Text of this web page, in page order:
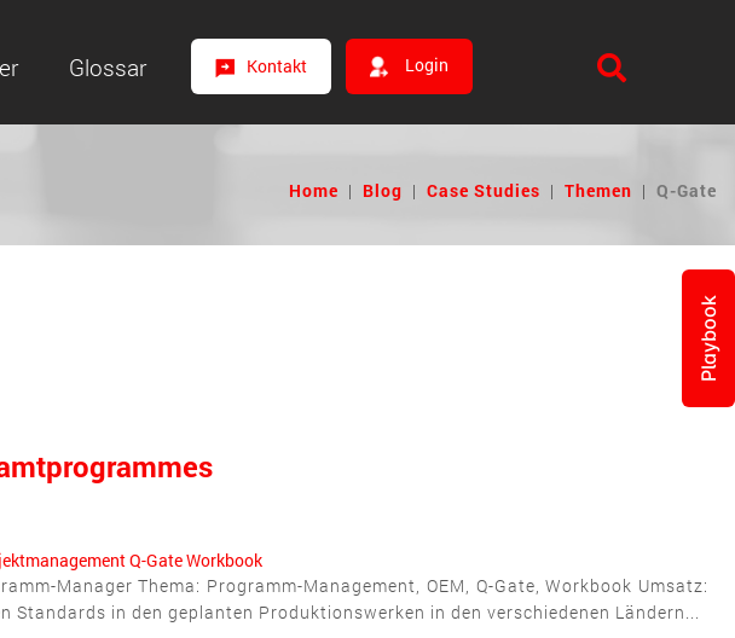
Glossar Kontakt Login
Home | Blog | Case Studies | Themen | Q-Gate
Q-GateWorkbook
Manager Thema: Programm-Management, OEM, Q-Gate, Workbook Umsatz:
in den geplanten Produktionswerken in den verschiedenen Ländern...
Playbook